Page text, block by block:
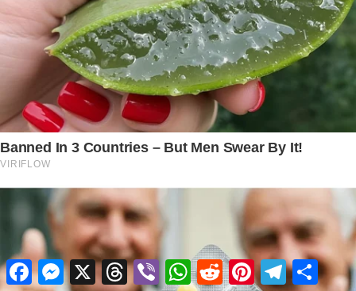
FacebookMessenger
X ThreadsViberWhatsApp
RedditPinterestTelegram
Share